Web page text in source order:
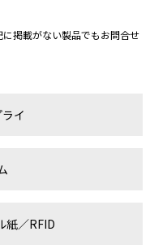
掲載がない製品でもお問合せ
イ
紙／RFID